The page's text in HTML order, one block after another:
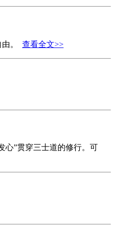
由。 查看全文>>
心”贯穿三士道的修行。可